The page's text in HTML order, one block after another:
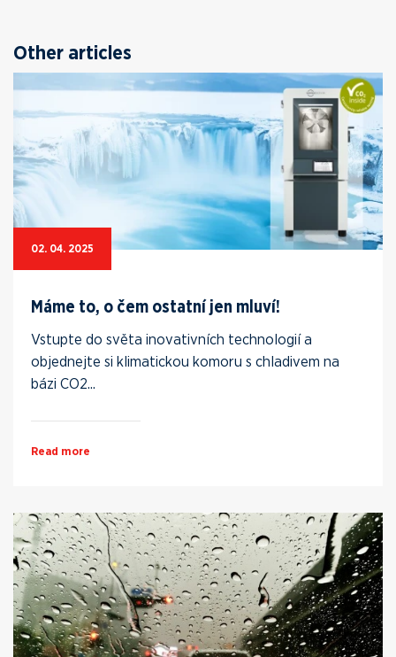
Other articles
02. 04. 2025
Máme to, o čem ostatní jen mluví!
Vstupte do světa inovativních technologií a
objednejte si klimatickou komoru s chladivem na
bázi CO2...
Read more